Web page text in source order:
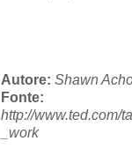
Autore: Shawn
Fonte:
http://www.ted.com/
_work